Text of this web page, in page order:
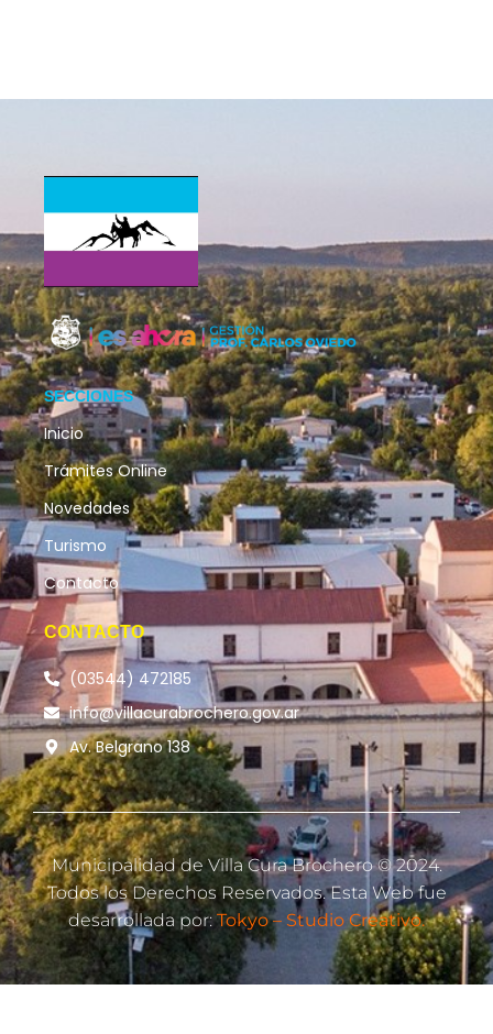
SECCIONES
Inicio
Trámites Online
Novedades
Turismo
Contacto
CONTACTO
(03544) 472185
info@villacurabrochero.gov.ar
Av. Belgrano 138
Municipalidad de Villa Cura Brochero © 2024.
Todos los Derechos Reservados. Esta Web fue
desarrollada por: Tokyo – Studio Creativo.